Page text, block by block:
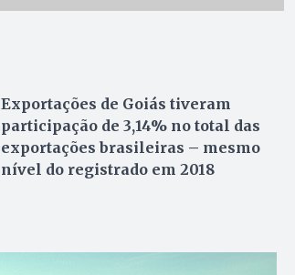
Exportações de Goiás tiveram
participação de 3,14% no total das
exportações brasileiras – mesmo
nível do registrado em 2018